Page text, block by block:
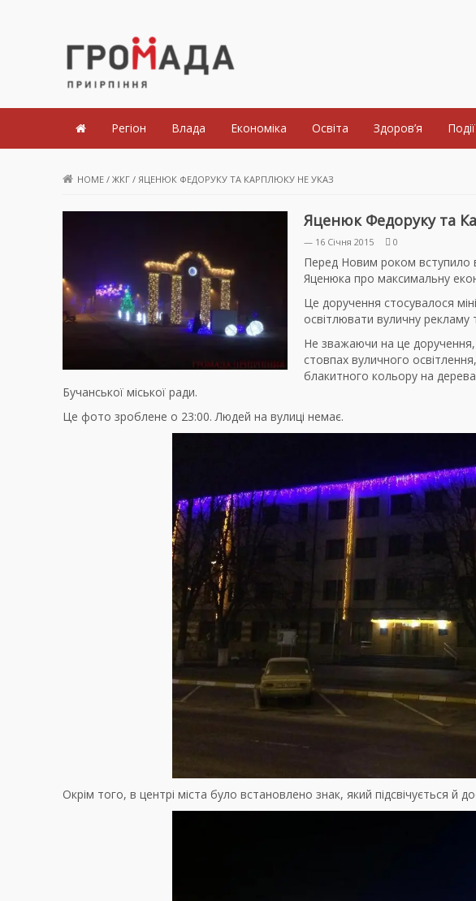
Громада Приірпіння
Регіон Влада Економіка Освіта Здоров’я Події
HOME / ЖКГ / ЯЦЕНЮК ФЕДОРУКУ ТА КАРПЛЮКУ НЕ УКАЗ
Яценюк Федоруку та
— 16 Січня 2015 0
Перед Новим роком вступило
Яценюка про максимальну
Це доручення стосувалося
освітлювати вуличну рекламу
Не зважаючи на це доручення,
стовпах вуличного
блакитного кольору на
Бучанської міської ради.
Це фото зроблене о 23:00. Людей на вулиці немає.
Окрім того, в центрі міста було встановлено знак, який підсвічується й